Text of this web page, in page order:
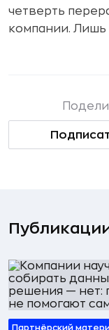
четверть
компании. Лишь
Партнёрский